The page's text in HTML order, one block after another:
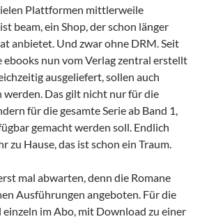
Plattformen mittlerweile
beam, ein Shop, der schon länger
anbietet. Und zwar ohne DRM. Seit
ebooks nun vom Verlag zentral erstellt
ausgeliefert, sollen auch
werden. Das gilt nicht nur für die
für die gesamte Serie ab Band 1,
gemacht werden soll. Endlich
zu Hause, das ist schon ein Traum.
mal abwarten, denn die Romane
Ausführungen angeboten. Für die
im Abo, mit Download zu einer